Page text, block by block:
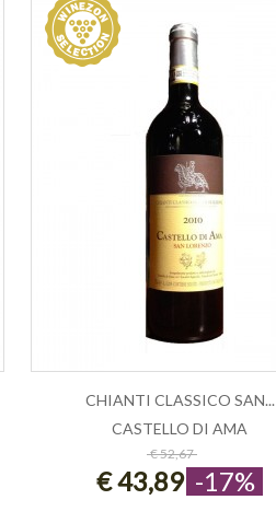
ESAURITO
CHIANTI CLASSICO SAN...
CASTELLO DI AMA
€ 52,67
€ 43,89 -17%